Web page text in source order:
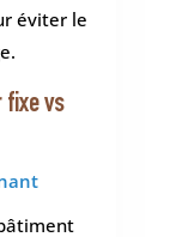
éviter le
fixe vs